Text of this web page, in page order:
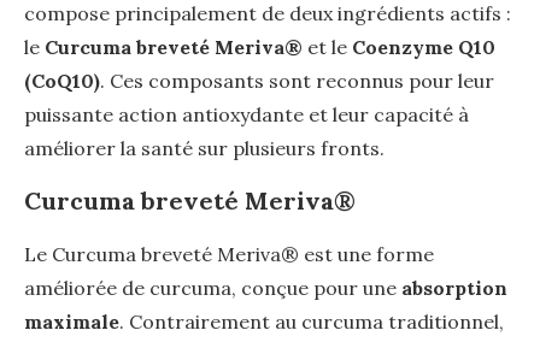
compose principalement de deux ingrédients actifs :
le Curcuma breveté Meriva® et le Coenzyme Q10
(CoQ10). Ces composants sont reconnus pour leur
puissante action antioxydante et leur capacité à
améliorer la santé sur plusieurs fronts.
Curcuma breveté Meriva®
Le Curcuma breveté Meriva® est une forme
améliorée de curcuma, conçue pour une absorption
maximale. Contrairement au curcuma traditionnel,